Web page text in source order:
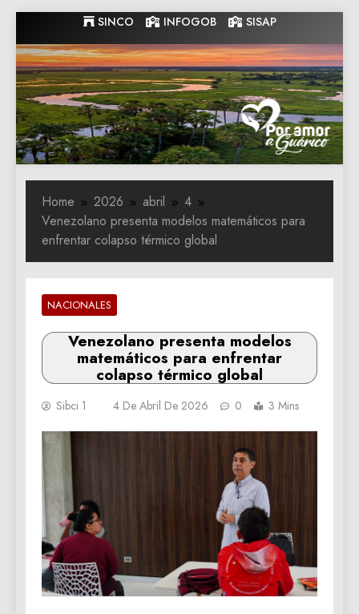
to
content
SINCO INFOGOB SISAP
Gobernacion
de Guarico
Gobernacion de Guarico
Home 2026 abril
4
Venezolano presenta modelos matemáticos para
enfrentar colapso térmico global
NACIONALES
Venezolano presenta modelos
matemáticos para enfrentar
colapso térmico global
Sibci 1 4 De Abril De 2026 0 3 Mins